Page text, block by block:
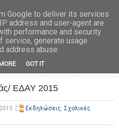
ΕΔΑΥ 2015
Εκδηλώσεις, Σχολικές
Google to deliver its services
address and user-agent are
performance and security
service, generate usage
address abuse.
GOT IT